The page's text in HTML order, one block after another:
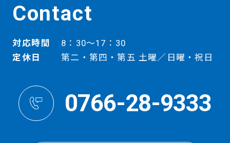
Contact
対応時間
8：30～17：30
定休日
第二・第四・第五 土曜／日曜・祝日
0766-28-9333